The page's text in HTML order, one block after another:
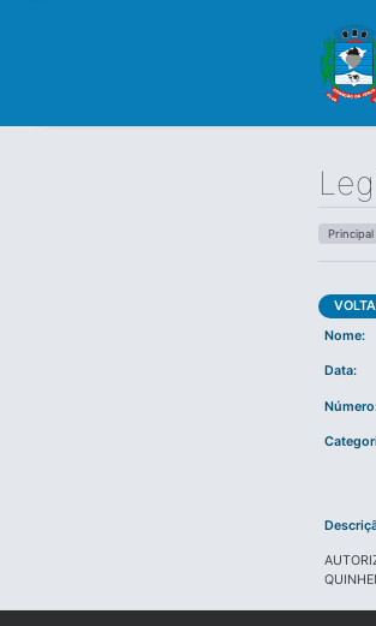
Principal
Nome:
Data: